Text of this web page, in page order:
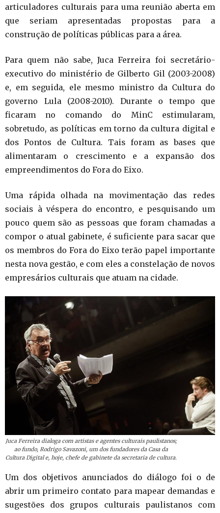
articuladores culturais para uma reunião aberta em
que seriam apresentadas propostas para a
construção de políticas públicas para a área.
Para quem não sabe, Juca Ferreira foi secretário-
executivo do ministério de Gilberto Gil (2003-2008)
e, em seguida, ele mesmo ministro da Cultura do
governo Lula (2008-2010). Durante o tempo que
ficaram no comando do MinC estimularam,
sobretudo, as políticas em torno da cultura digital e
dos Pontos de Cultura. Tais foram as bases que
alimentaram o crescimento e a expansão dos
empreendimentos do Fora do Eixo.
Uma rápida olhada na movimentação das redes
sociais à véspera do encontro, e pesquisando um
pouco quem são as pessoas que foram chamadas a
compor o atual gabinete, é suficiente para sacar que
os membros do Fora do Eixo terão papel importante
nesta nova gestão, e com eles a constelação de novos
empresários culturais que atuam na cidade.
Juca Ferreira dialoga com artistas e agentes culturais paulistanos;
ao fundo, Rodrigo Savazoni, um dos fundadores da Casa da
Cultura Digital e, hoje, chefe de gabinete da secretaria de cultura.
Um dos objetivos anunciados do diálogo foi o de
abrir um primeiro contato para mapear demandas e
sugestões dos grupos culturais paulistanos com